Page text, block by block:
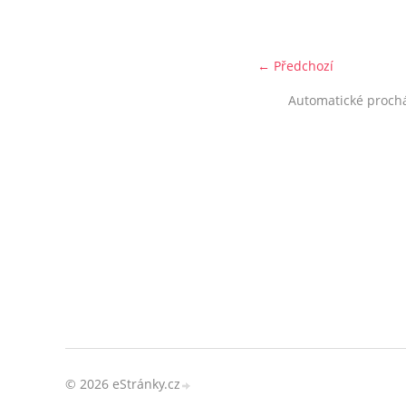
← Předchozí
Automatické
© 2026 eStránky.cz